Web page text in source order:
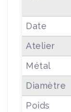
Date
Atelier
Métal
Diamètre
Poids